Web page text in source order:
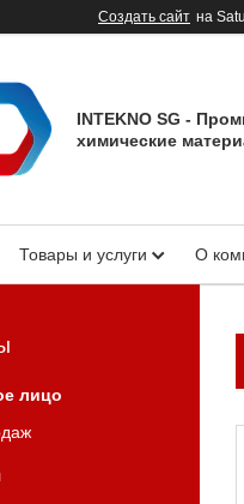
Создать сайт на
INTEKNO SG -
химические
Товары и услуги О